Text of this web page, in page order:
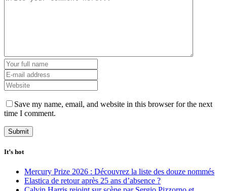
Save my name, email, and website in this browser for the next
time I comment.
It’s hot
Mercury Prize 2026 : Découvrez la liste des douze nommés
Elastica de retour après 25 ans d’absence ?